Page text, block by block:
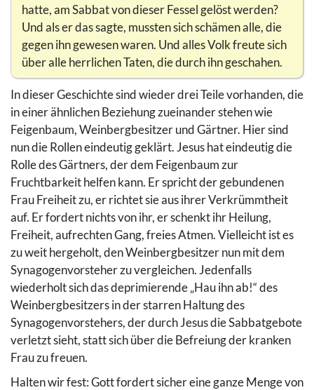
hatte, am Sabbat von dieser Fessel gelöst werden?
Und als er das sagte, mussten sich schämen alle, die
gegen ihn gewesen waren. Und alles Volk freute sich
über alle herrlichen Taten, die durch ihn geschahen.
In dieser Geschichte sind wieder drei Teile vorhanden, die
in einer ähnlichen Beziehung zueinander stehen wie
Feigenbaum, Weinbergbesitzer und Gärtner. Hier sind
nun die Rollen eindeutig geklärt. Jesus hat eindeutig die
Rolle des Gärtners, der dem Feigenbaum zur
Fruchtbarkeit helfen kann. Er spricht der gebundenen
Frau Freiheit zu, er richtet sie aus ihrer Verkrümmtheit
auf. Er fordert nichts von ihr, er schenkt ihr Heilung,
Freiheit, aufrechten Gang, freies Atmen. Vielleicht ist es
zu weit hergeholt, den Weinbergbesitzer nun mit dem
Synagogenvorsteher zu vergleichen. Jedenfalls
wiederholt sich das deprimierende „Hau ihn ab!“ des
Weinbergbesitzers in der starren Haltung des
Synagogenvorstehers, der durch Jesus die Sabbatgebote
verletzt sieht, statt sich über die Befreiung der kranken
Frau zu freuen.
Halten wir fest: Gott fordert sicher eine ganze Menge von